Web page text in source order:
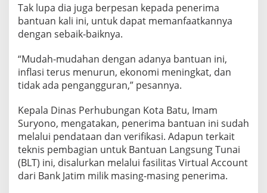
Tak lupa dia juga berpesan kepada penerima
bantuan kali ini, untuk dapat memanfaatkannya
dengan sebaik-baiknya.
“Mudah-mudahan dengan adanya bantuan ini,
inflasi terus menurun, ekonomi meningkat, dan
tidak ada pengangguran,” pesannya.
Kepala Dinas Perhubungan Kota Batu, Imam
Suryono, mengatakan, penerima bantuan ini sudah
melalui pendataan dan verifikasi. Adapun terkait
teknis pembagian untuk Bantuan Langsung Tunai
(BLT) ini, disalurkan melalui fasilitas Virtual Account
dari Bank Jatim milik masing-masing penerima.